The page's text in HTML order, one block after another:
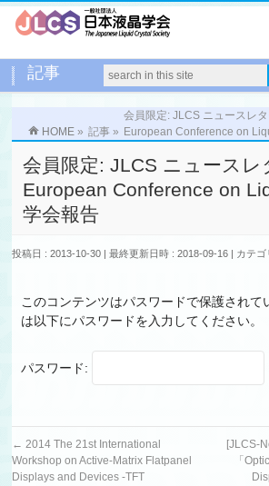
記事
HOME » 記事 »
会員限定: JLCS ニュースレ
European Conference on
会員限定: JLCS ニュースレ
European Conference on
学会報告
投稿日 : 2013-10-30 最終更新日時 : 2018-09-16 カテ
このコンテンツはパスワードで保護されて
は以下にパスワードを入力してください。
パスワード:
← 2014 The 21st International
Workshop on Active-Matrix Flatpanel
Displays and Devices -TFT
[JLCS-
「